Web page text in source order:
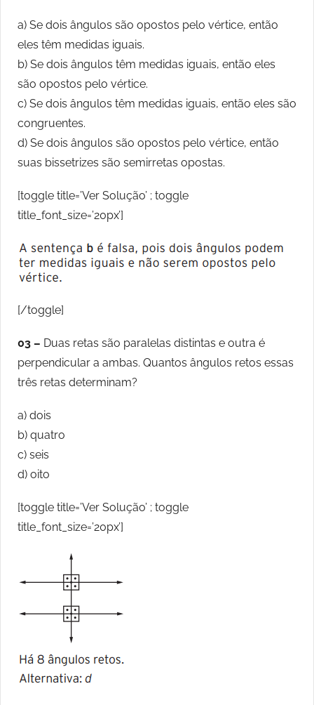
a) Se dois ângulos são opostos pelo vértice, então
eles têm medidas iguais.
b) Se dois ângulos têm medidas iguais, então eles
são opostos pelo vértice.
c) Se dois ângulos têm medidas iguais, então eles são
congruentes.
d) Se dois ângulos são opostos pelo vértice, então
suas bissetrizes são semirretas opostas.
[toggle title=’Ver Solução’ ; toggle
title_font_size=’20px’]
[/toggle]
03 – Duas retas são paralelas distintas e outra é
perpendicular a ambas. Quantos ângulos retos essas
três retas determinam?
a) dois
b) quatro
c) seis
d) oito
[toggle title=’Ver Solução’ ; toggle
title_font_size=’20px’]